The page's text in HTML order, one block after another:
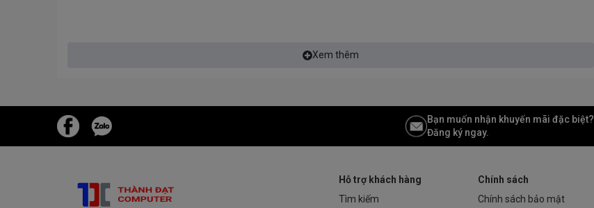
Verico International Co., Ltd. không chỉ là nhà cung cấp Bộ nhớ, nhà sản xuất các thiết bị theo yêu cầu (OEM), mà còn là
một nhóm các Nhà tư vấn và Tiếp thị Sản phẩm chuyên nghiệp. Verico không chỉ bán sản phẩm cho khách hàng, thay vào
đó, họ cung cấp chương trình đào tạo đầy đủ về các sản phẩm cập nhật nhất và tình hình thị trường hiện tại. Trong khi đó,
phẩm, giá cả và hình ảnh thương hiệu luôn cạnh tranh. Verico International Co., Ltd. là nhà cung cấp Giải pháp tổng thể!
Xem thêm
Bạn muốn nhận khuyến mãi đặc biệt?
Đăng ký ngay.
Hỗ trợ khách hàng
Tìm kiếm
Chính sách
Chính sách bảo mật